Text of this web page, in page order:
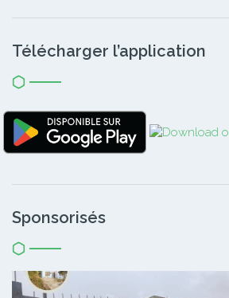
Télécharger l’application
Sponsorisés